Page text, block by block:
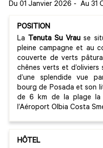
Du 01 Janvier 2026 - Au 31
POSITION
La
Tenuta Su Vrau se
pleine campagne et au
couverte de verts
chênes verts et
d’une splendide vue
bourg de Posada et son
de 6 km de la plage
l’Aéroport Olbia Costa
HÔTEL